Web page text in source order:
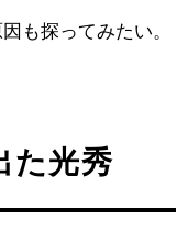
も探ってみたい。
た光秀